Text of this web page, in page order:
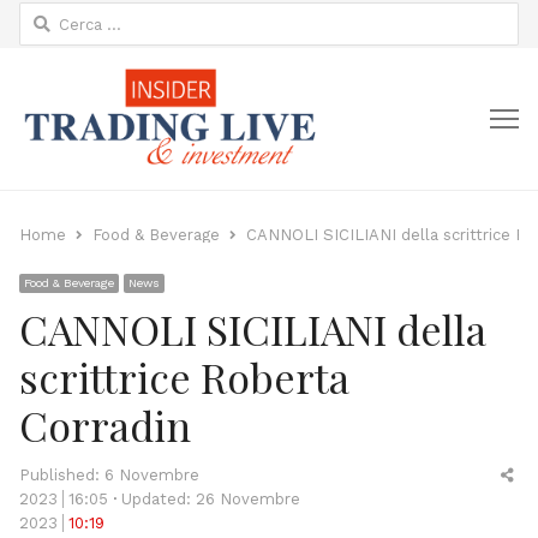
Ricerca
per:
Home Food & Beverage CANNOLI SICILIANI della scrittrice
Food & Beverage News
CANNOLI SICILIANI della
scrittrice Roberta
Corradin
Published: 6 Novembre
2023
16:05
Updated: 26 Novembre
2023
10:19